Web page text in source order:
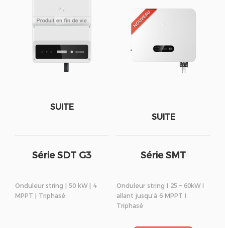
SUITE
SUITE
Série SDT G3
Onduleur string | 50 kW | 4
MPPT | Triphasé
Série SMT
Onduleur string I 25 – 60kW I
allant jusqu’à 6 MPPT I
Triphasé